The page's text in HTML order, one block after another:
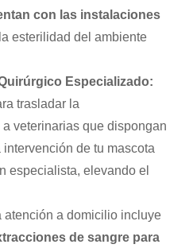
con las instalaciones
esterilidad del ambiente
Especializado:
trasladar la
a veterinarias que dispongan
de tu mascota
especialista, elevando el
atención a domicilio incluye
de sangre para